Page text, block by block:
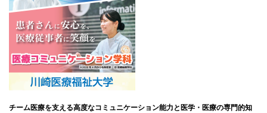
チーム医療を支える高度なコミュニケーション能力と医学・医療の専門的知